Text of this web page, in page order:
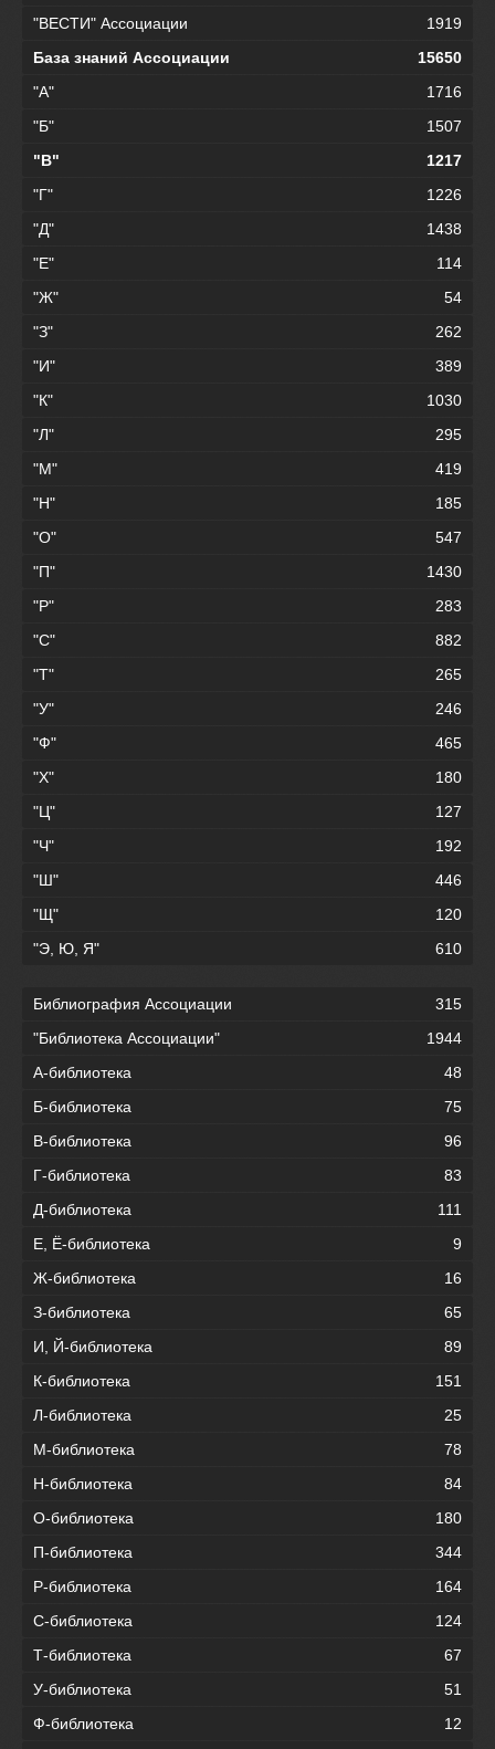
"ВЕСТИ" Ассоциации
1919
База знаний Ассоциации
15650
"А"
1716
"Б"
1507
"В"
1217
"Г"
1226
"Д"
1438
"Е"
114
"Ж"
54
"З"
262
"И"
389
"К"
1030
"Л"
295
"М"
419
"Н"
185
"О"
547
"П"
1430
"Р"
283
"С"
882
"Т"
265
"У"
246
"Ф"
465
"Х"
180
"Ц"
127
"Ч"
192
"Ш"
446
"Щ"
120
"Э, Ю, Я"
610
Библиография Ассоциации
315
"Библиотека Ассоциации"
1944
А-библиотека
48
Б-библиотека
75
В-библиотека
96
Г-библиотека
83
Д-библиотека
111
Е, Ё-библиотека
9
Ж-библиотека
16
З-библиотека
65
И, Й-библиотека
89
К-библиотека
151
Л-библиотека
25
М-библиотека
78
Н-библиотека
84
О-библиотека
180
П-библиотека
344
Р-библиотека
164
С-библиотека
124
Т-библиотека
67
У-библиотека
51
Ф-библиотека
12